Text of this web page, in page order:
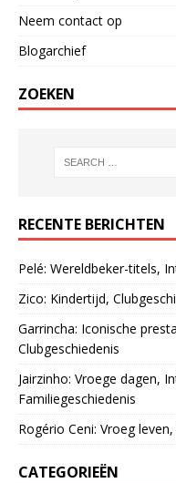
Neem contact op
Blogarchief
ZOEKEN
RECENTE BERICHTEN
Pelé: Wereldbeker-titels,
Zico: Kindertijd,
Garrincha: Iconische
Clubgeschiedenis
Jairzinho: Vroege dagen,
Familiegeschiedenis
Rogério Ceni: Vroeg
CATEGORIEËN